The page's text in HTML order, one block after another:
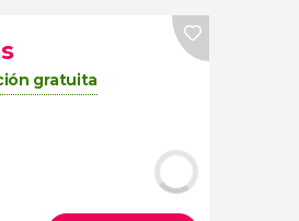
gratuita